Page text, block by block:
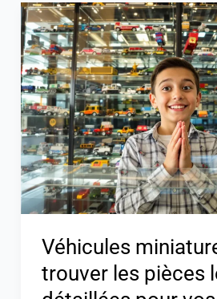
Véhicules
trouver les pièces
Véhicules
miniatures
:
Où
trouver
les
pièces
les
plus
détaillées
pour
vos
maquettes